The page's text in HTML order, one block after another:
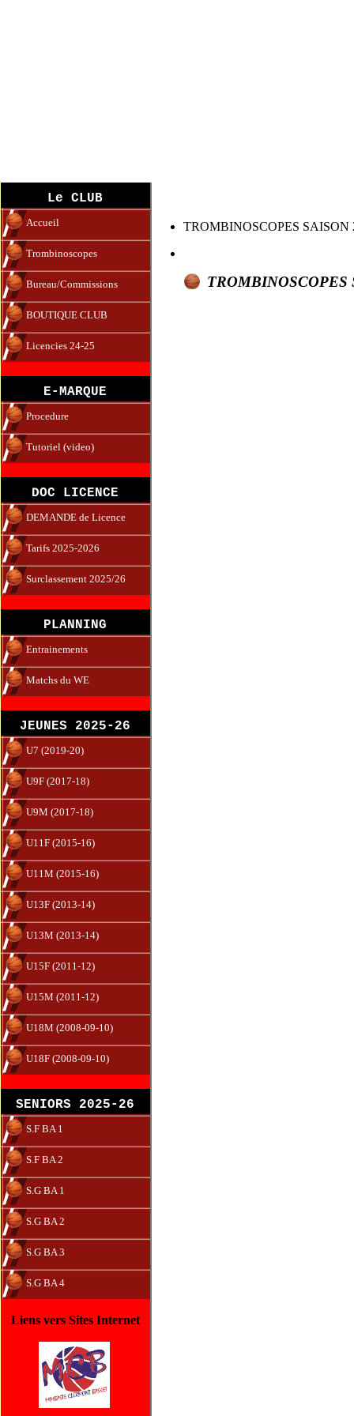
Le CLUB
Accueil
Trombinoscopes
Bureau/Commissions
BOUTIQUE CLUB
Licencies 24-25
E-MARQUE
Procedure
Tutoriel (video)
DOC LICENCE
DEMANDE de Licence
Tarifs 2025-2026
Surclassement 2025/26
PLANNING
Entrainements
Matchs du WE
JEUNES 2025-26
U7 (2019-20)
U9F (2017-18)
U9M (2017-18)
U11F (2015-16)
U11M (2015-16)
U13F (2013-14)
U13M (2013-14)
U15F (2011-12)
U15M (2011-12)
U18M (2008-09-10)
U18F (2008-09-10)
SENIORS 2025-26
S.F BA 1
S.F BA 2
S.G BA 1
S.G BA 2
S.G BA 3
S.G BA 4
Liens vers Sites Internet
TROMBINOSCOPES SAISON
TROMBINOSCOPES